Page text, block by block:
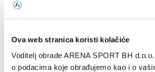
Ova web stranica koristi kolačiće
Voditelj obrade ARENA SPORT BH
o podacima koje obrađujemo kao i o